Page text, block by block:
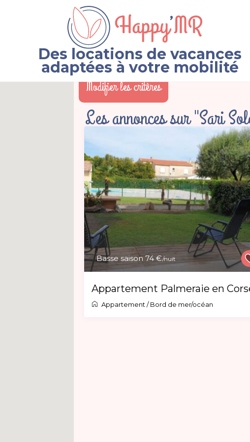
Des locations de vacances
adaptées à votre mobilité
Modifier les critères
Les annonces sur "Sari
Basse saison 74 €/nuit
Appartement Palmeraie en
Appartement /Bord de mer/océan